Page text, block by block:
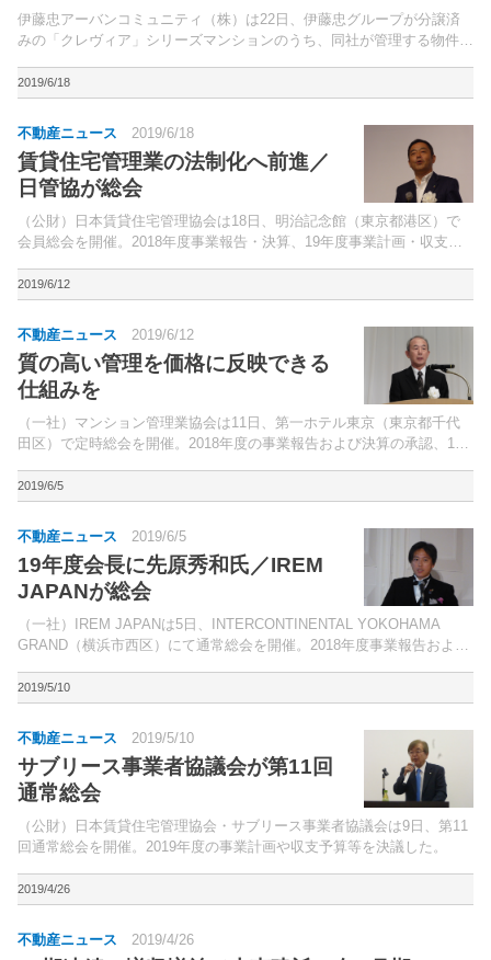
伊藤忠アーバンコミュニティ（株）は22日、伊藤忠グループが分譲済
みの「クレヴィア」シリーズマンションのうち、同社が管理する物件を
Renaissance（ヴィア・ルネサンス）」を開始すると...
2019/6/18
不動産ニュース 2019/6/18
賃貸住宅管理業の法制化へ前進／
日管協が総会
（公財）日本賃貸住宅管理協会は18日、明治記念館（東京都港区）で
会員総会を開催。2018年度事業報告・決算、19年度事業計画・収支予
2019/6/12
不動産ニュース 2019/6/12
質の高い管理を価格に反映できる
仕組みを
（一社）マンション管理業協会は11日、第一ホテル東京（東京都千代
田区）で定時総会を開催。2018年度の事業報告および決算の承認、19
2019/6/5
不動産ニュース 2019/6/5
19年度会長に先原秀和氏／IREM
JAPANが総会
（一社）IREM JAPANは5日、INTERCONTINENTAL YOKOHAMA
GRAND（横浜市西区）にて通常総会を開催。2018年度事業報告および
2019/5/10
不動産ニュース 2019/5/10
サブリース事業者協議会が第11回
通常総会
（公財）日本賃貸住宅管理協会・サブリース事業者協議会は9日、第11
回通常総会を開催。2019年度の事業計画や収支予算等を決議した。
2019/4/26
不動産ニュース 2019/4/26